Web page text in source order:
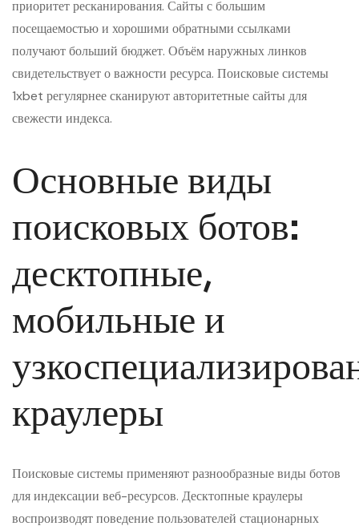
приоритет ресканирования. Сайты с большим
посещаемостью и хорошими обратными ссылками
получают больший бюджет. Объём наружных линков
свидетельствует о важности ресурса. Поисковые системы
1xbet регулярнее сканируют авторитетные сайты для
свежести индекса.
Основные виды
поисковых ботов:
десктопные,
мобильные и
краулеры
Поисковые системы применяют разнообразные виды ботов
для индексации веб-ресурсов. Десктопные краулеры
воспроизводят поведение пользователей стационарных